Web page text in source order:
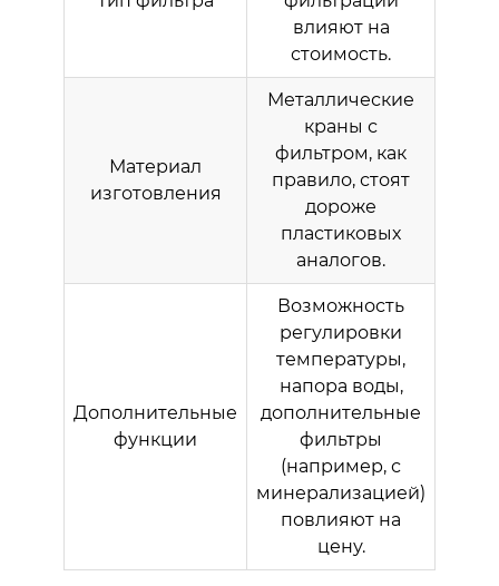
влияют на
стоимость.
Материал
изготовления
Металлические
краны с
фильтром, как
правило, стоят
дороже
пластиковых
аналогов.
Дополнительные
функции
Возможность
регулировки
температуры,
напора воды,
дополнительные
фильтры
(например, с
минерализацией)
повлияют на
цену.